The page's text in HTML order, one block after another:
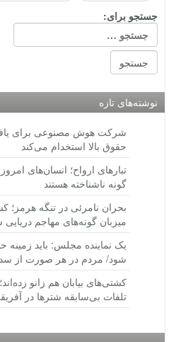
جستجو برای:
نوشته‌های تازه
شرکت هوش مصنوعی برای
حقوق بالا استخدام می‌کند
تبارهای ارواح؛ انسان‌های
گونه ناشناخته هستند
بحران نامرئی در تنگه
میزبان گونه‌های مهاجم دریایی
یک نماینده مجلس: باید
شود/ مردم در هر صورت از سد
کشتی‌های بیابان هم زانو
تلفات بی‌سابقه شترها در